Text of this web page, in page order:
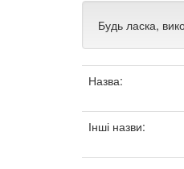
Будь ласка,
Назва:
Інші назви: